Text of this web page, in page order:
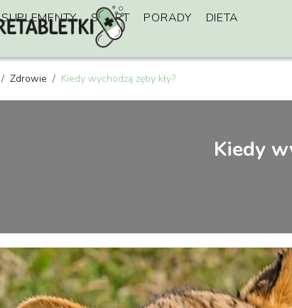
SUPLEMENTY SPORT PORADY DIETA
/ Zdrowie / Kiedy wychodzą zęby kły?
Kiedy